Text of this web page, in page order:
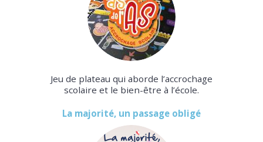
Jeu de plateau qui aborde l’accrochage
scolaire et le bien-être à l’école.
La majorité, un passage obligé